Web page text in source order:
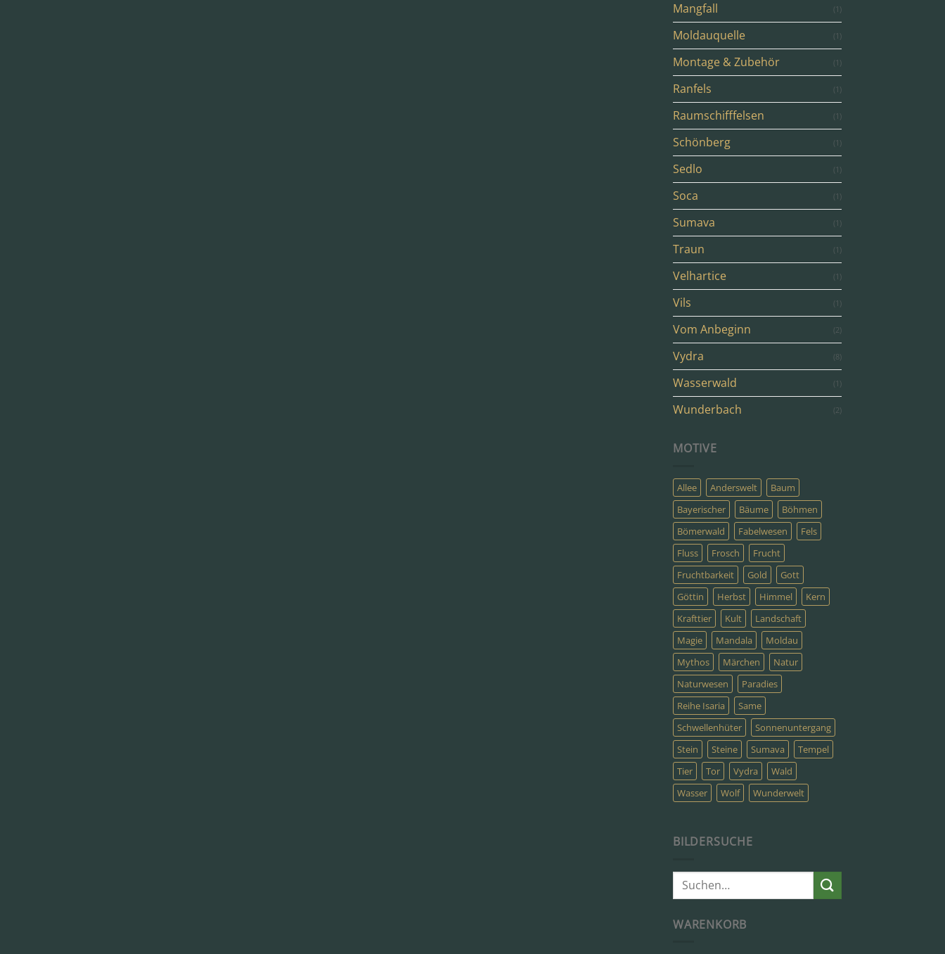
Mangfall (1)
Moldauquelle (1)
Montage & Zubehör (1)
Ranfels (1)
Raumschifffelsen (1)
Schönberg (1)
Sedlo (1)
Soca (1)
Sumava (1)
Traun (1)
Velhartice (1)
Vils (1)
Vom Anbeginn (2)
Vydra (8)
Wasserwald (1)
Wunderbach (2)
MOTIVE
Allee Anderswelt
Baum
Bayerischer
Bäume
Böhmen
Bömerwald
Fabelwesen
Fels
Fluss
Frosch
Frucht
Fruchtbarkeit
Gold
Gott
Göttin
Herbst Himmel
Kern
Krafttier
Kult
Landschaft
Magie
Mandala
Moldau
Mythos
Märchen
Natur
Naturwesen
Paradies
Reihe Isaria
Same
Schwellenhüter
Sonnenuntergang
Stein
Steine Sumava
Tempel
Tier
Tor Vydra
Wald
Wasser
Wolf Wunderwelt
BILDERSUCHE
Suche
WARENKORB